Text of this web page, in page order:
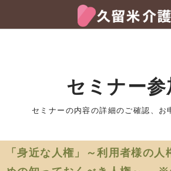
セミナー参
セミナーの内容の詳細のご確認、お
「身近な人権」～利用者様の